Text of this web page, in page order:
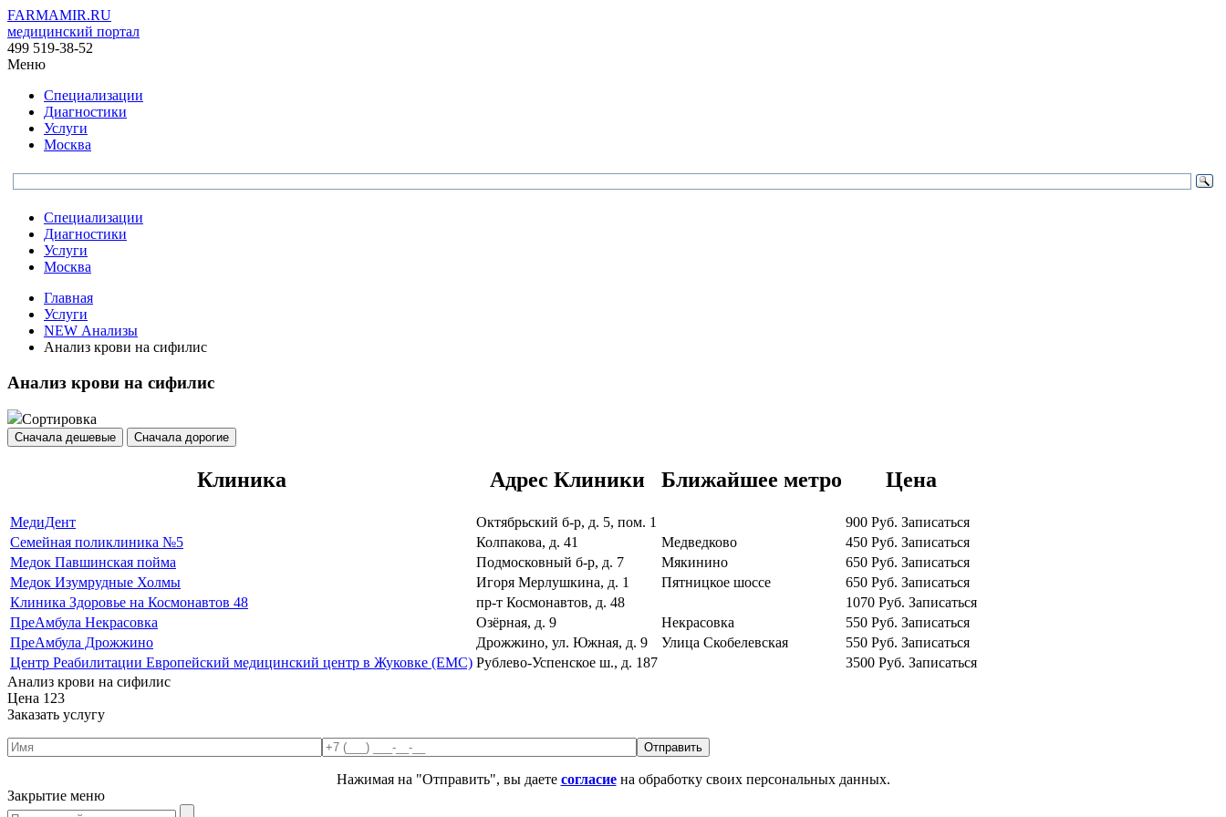
FARMAMIR.RU
медицинский портал
499 519-38-52
Меню
Специализации
Диагностики
Услуги
Москва
Специализации
Диагностики
Услуги
Москва
Главная
Услуги
NEW Анализы
Анализ крови на сифилис
Анализ крови на сифилис
Сортировка
Сначала дешевые Сначала дорогие
Клиника Адрес Клиники Ближайшее метро Цена
МедиДент Октябрьский б-р, д. 5, пом. 1 900 Руб. Записаться
Семейная поликлиника №5
Колпакова, д. 41 Медведково 450 Руб. Записаться
Медок Павшинская пойма
Подмосковный б-р, д. 7 Мякинино 650 Руб. Записаться
Медок Изумрудные Холмы
Игоря Мерлушкина, д. 1 Пятницкое шоссе 650 Руб. Записаться
Клиника Здоровье на Космонавтов 48
пр-т Космонавтов, д. 48 1070 Руб. Записаться
ПреАмбула Некрасовка
Озёрная, д. 9 Некрасовка 550 Руб. Записаться
ПреАмбула Дрожжино
Дрожжино, ул. Южная, д. 9 Улица Скобелевская 550 Руб. Записаться
Центр Реабилитации Европейский медицинский центр в Жуковке (ЕМС) Рублево-Успенское ш., д. 187 3500 Руб. Записаться
Анализ крови на сифилис
Цена 123
Заказать услугу
Нажимая на "Отправить", вы даете согласиена обработку своих персональных данных.
Закрытие меню